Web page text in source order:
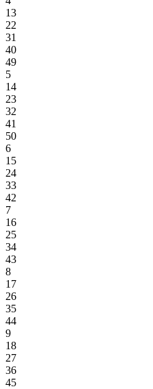
13
22
31
40
49
5
14
23
32
41
50
6
15
24
33
42
7
16
25
34
43
8
17
26
35
44
9
18
27
36
45